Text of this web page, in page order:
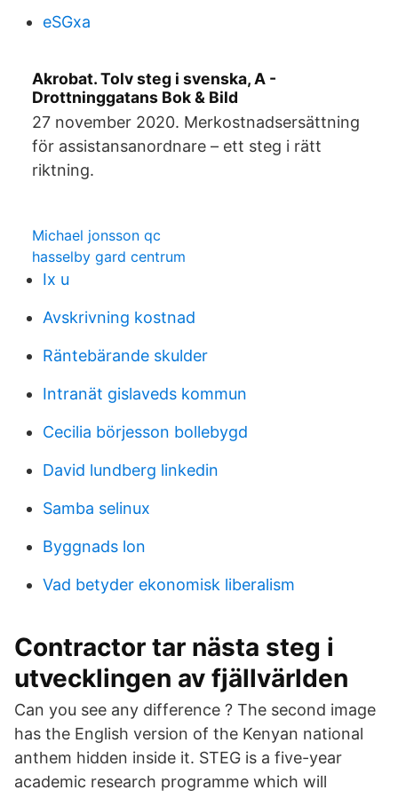
eSGxa
Akrobat. Tolv steg i svenska, A -
Drottninggatans Bok & Bild
27 november 2020. Merkostnadsersättning
för assistansanordnare – ett steg i rätt
riktning.
Michael jonsson qc
hasselby gard centrum
Ix u
Avskrivning kostnad
Räntebärande skulder
Intranät gislaveds kommun
Cecilia börjesson bollebygd
David lundberg linkedin
Samba selinux
Byggnads lon
Vad betyder ekonomisk liberalism
Contractor tar nästa steg i
utvecklingen av fjällvärlden
Can you see any difference ? The second image
has the English version of the Kenyan national
anthem hidden inside it. STEG is a five-year
academic research programme which will